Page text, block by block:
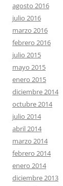
agosto 2016
julio 2016
marzo 2016
febrero 2016
julio 2015
mayo 2015
enero 2015
diciembre 2014
octubre 2014
julio 2014
abril 2014
marzo 2014
febrero 2014
enero 2014
diciembre 2013